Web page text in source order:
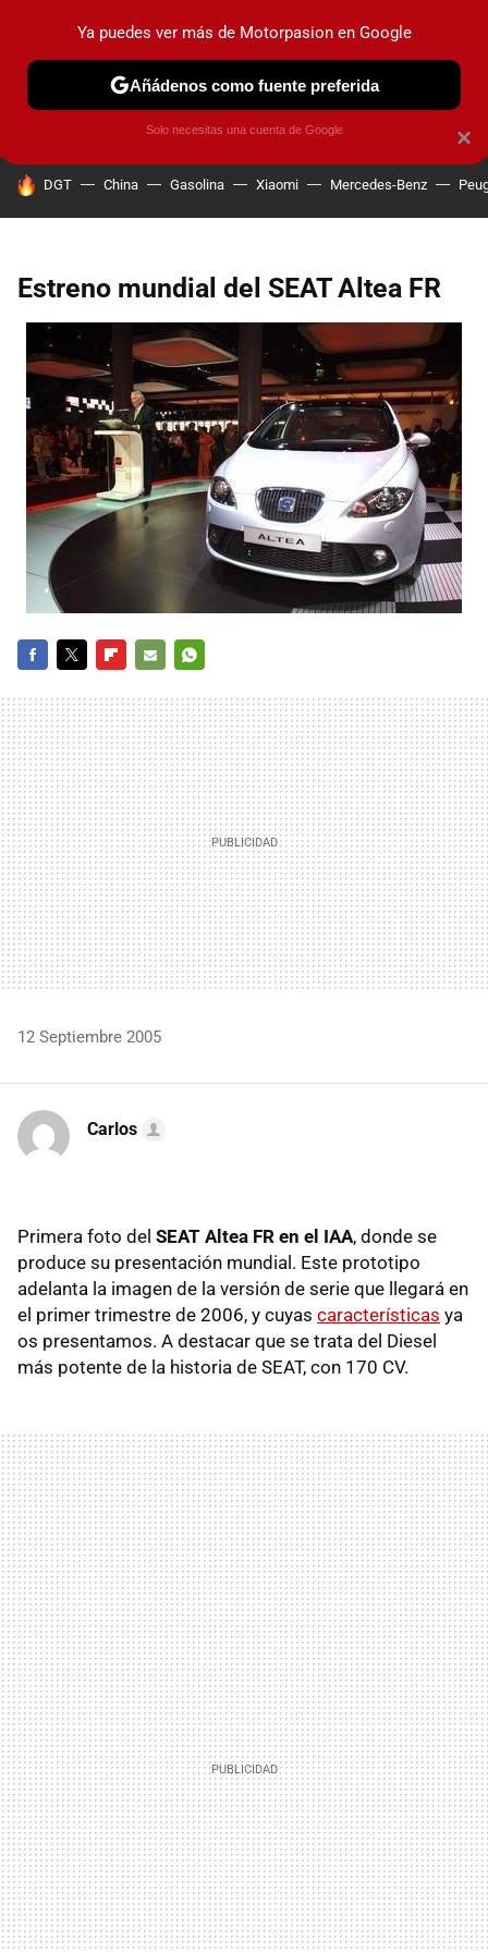
PRUEBAS COCHES ELÉCTRICOS OBSERVATORIO
HOY SE HABLA DE
DGT China Gasolina Xiaomi Mercedes-Benz
Estreno mundial del SEAT Altea FR
MAIL
12 Septiembre 2005
Carlos
Primera foto del SEAT Altea FR en el IAA, donde se
produce su presentación mundial. Este prototipo
adelanta la imagen de la versión de serie que llegará en
el primer trimestre de 2006, y cuyas características ya
os presentamos. A destacar que se trata del Diesel
más potente de la historia de SEAT, con 170 CV.
×
Ya puedes ver más de Motorpasion en Google
Añádenos como fuente preferida
Solo necesitas una cuenta de Google